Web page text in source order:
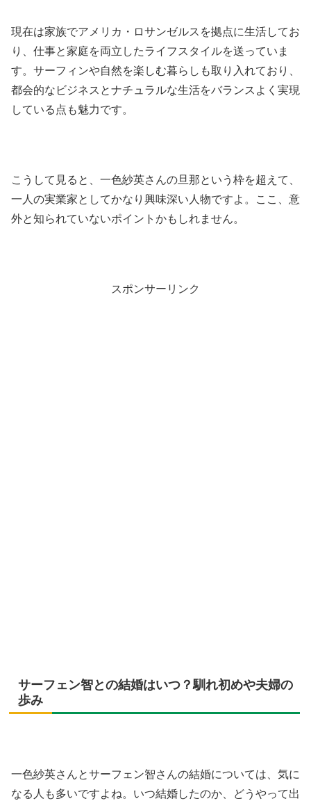
現在は家族でアメリカ・ロサンゼルスを拠点に生活してお
り、仕事と家庭を両立したライフスタイルを送っていま
す。サーフィンや自然を楽しむ暮らしも取り入れており、
都会的なビジネスとナチュラルな生活をバランスよく実現
している点も魅力です。
こうして見ると、一色紗英さんの旦那という枠を超えて、
一人の実業家としてかなり興味深い人物ですよ。ここ、意
外と知られていないポイントかもしれません。
スポンサーリンク
サーフェン智との結婚はいつ？馴れ初めや夫婦の
歩み
一色紗英さんとサーフェン智さんの結婚については、気に
なる人も多いですよね。いつ結婚したのか、どうやって出